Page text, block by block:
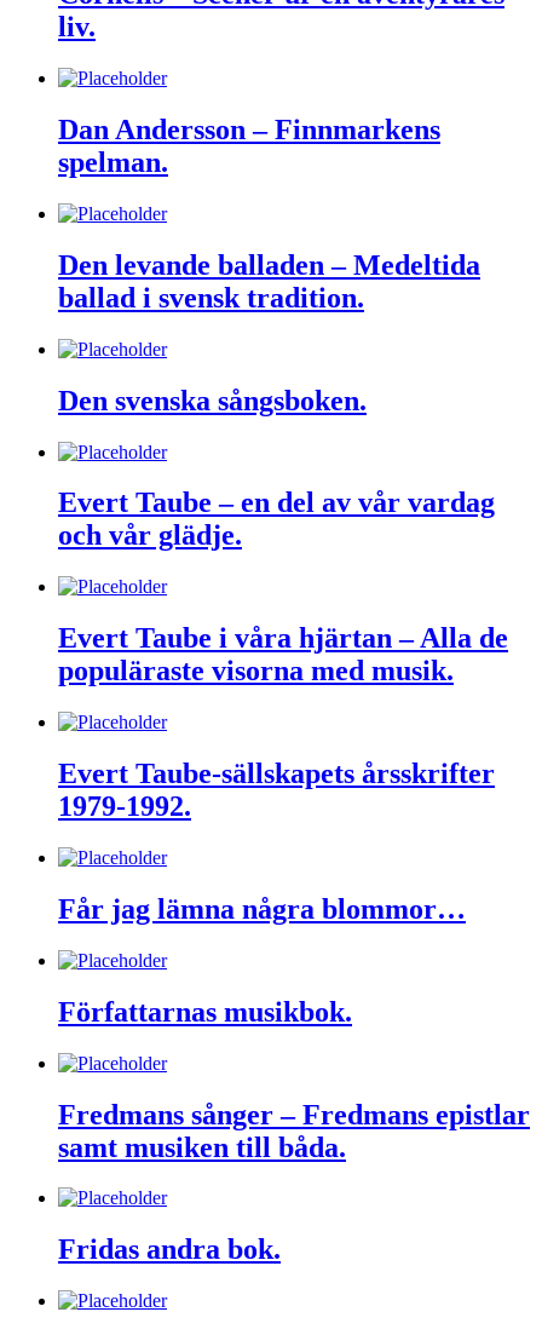
liv.
Dan Andersson – Finnmarkens
spelman.
Den levande balladen – Medeltida
ballad i svensk tradition.
Den svenska sångsboken.
Evert Taube – en del av vår vardag
och vår glädje.
Evert Taube i våra hjärtan – Alla de
populäraste visorna med musik.
Evert Taube-sällskapets årsskrifter
1979-1992.
Får jag lämna några blommor…
Författarnas musikbok.
Fredmans sånger – Fredmans epistlar
samt musiken till båda.
Fridas andra bok.